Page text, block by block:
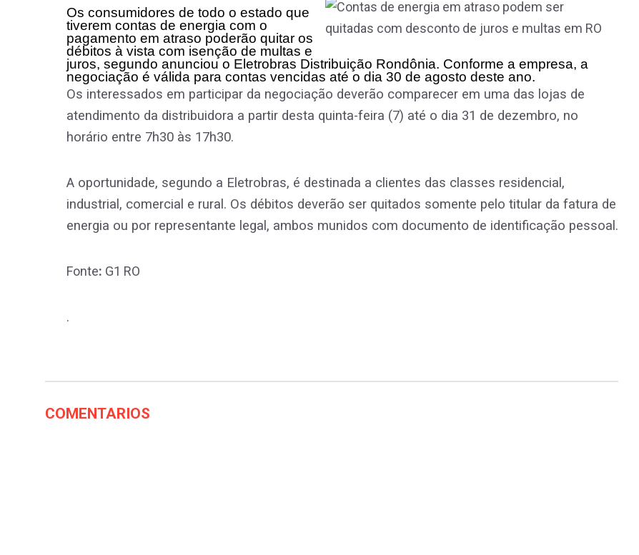
Os consumidores de todo o estado que
tiverem contas de energia com o
pagamento em atraso poderão quitar os
débitos à vista com isenção de multas e
juros, segundo anunciou o Eletrobras Distribuição Rondônia. Conforme a empresa, a
negociação é válida para contas vencidas até o dia 30 de agosto deste ano.
Os interessados em participar da negociação deverão comparecer em uma das lojas de
atendimento da distribuidora a partir desta quinta-feira (7) até o dia 31 de dezembro, no
horário entre 7h30 às 17h30.
A oportunidade, segundo a Eletrobras, é destinada a clientes das classes residencial,
industrial, comercial e rural. Os débitos deverão ser quitados somente pelo titular da fatura de
energia ou por representante legal, ambos munidos com documento de identificação pessoal.
Fonte: G1 RO
.
COMENTARIOS